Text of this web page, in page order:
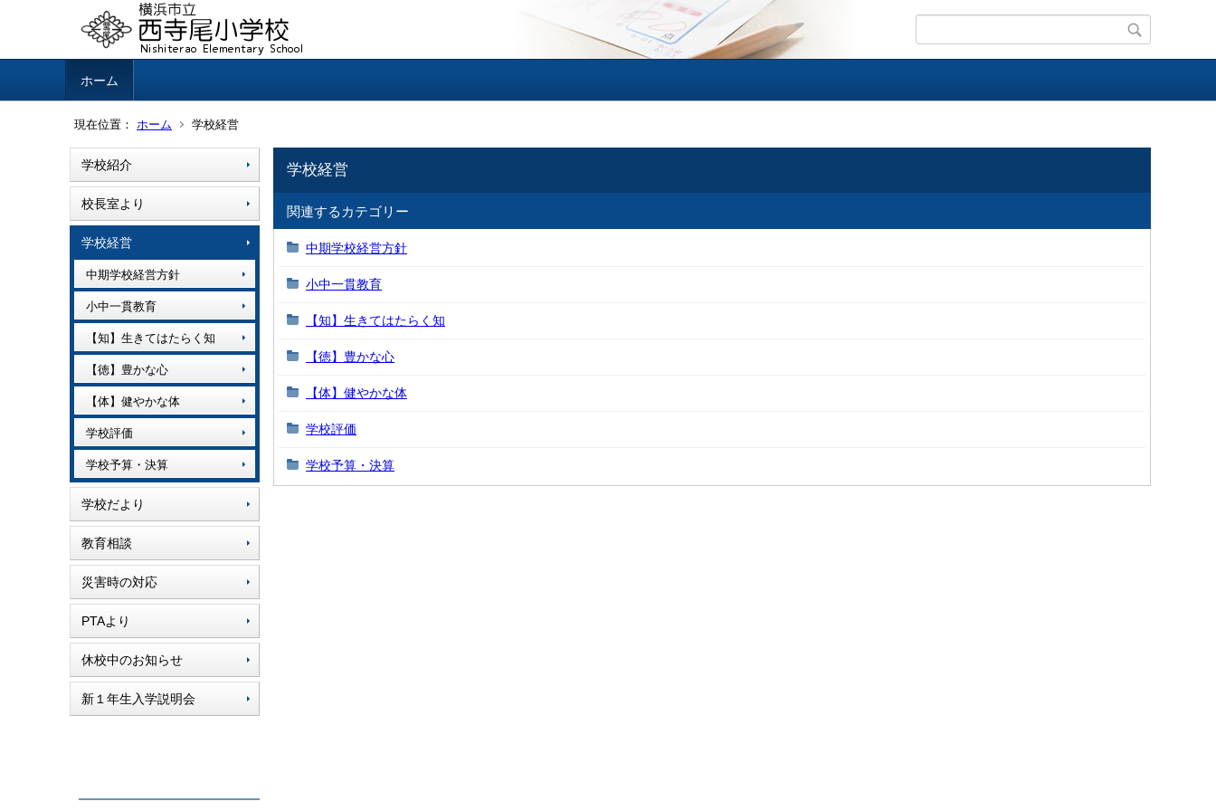
ホーム
現在位置： ホーム 学校経営
学校紹介
校長室より
学校経営
中期学校経営方針
小中一貫教育
【知】生きてはたらく知
【徳】豊かな心
【体】健やかな体
学校評価
学校予算・決算
学校だより
教育相談
災害時の対応
PTAより
休校中のお知らせ
新１年生入学説明会
学校経営
関連するカテゴリー
中期学校経営方針
小中一貫教育
【知】生きてはたらく知
【徳】豊かな心
【体】健やかな体
学校評価
学校予算・決算